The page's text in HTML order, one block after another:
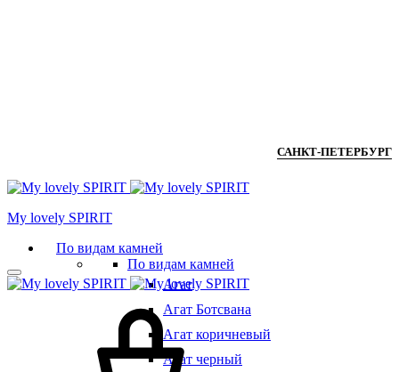
САНКТ-ПЕТЕРБУРГ
Мy lovely SPIRIT
По видам камней
По видам камней
Агат
Агат Ботсвана
Агат коричневый
Агат черный